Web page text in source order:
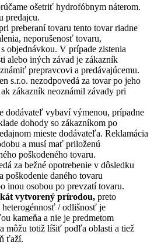
ošetriť hydrofóbnym náterom.
predajcu.
preberaní tovaru tento tovar riadne
neporušenosť tovaru,
objednávkou. V prípade zistenia
alebo iných závad je zákazník
prepravcovi a predávajúcemu.
s.r.o. nezodpovedá za tovar po jeho
zákazník neoznámil závady pri
dodávateľ vybaví výmenou, prípadne
dohody so zákazníkom po
mieste dodávateľa. Reklamácia
a musí mať priloženú
poškodeného tovaru.
za bežné opotrebenie v dôsledku
poškodenie daného tovaru
inou osobou po prevzatí tovaru.
vytvorený prírodou, preto
heterogénnosť / odlišnosť je
kameňa a nie je predmetom
môžu totiž líšiť podľa oblasti a tiež
ťaží.